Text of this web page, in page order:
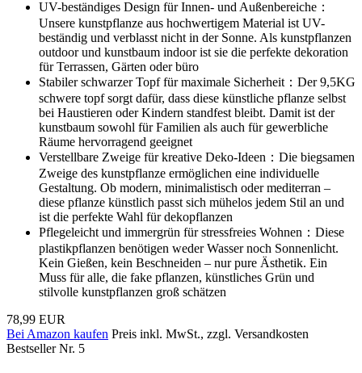
UV-beständiges Design für Innen- und Außenbereiche：
Unsere kunstpflanze aus hochwertigem Material ist UV-
beständig und verblasst nicht in der Sonne. Als kunstpflanzen
outdoor und kunstbaum indoor ist sie die perfekte dekoration
für Terrassen, Gärten oder büro
Stabiler schwarzer Topf für maximale Sicherheit：Der 9,5KG
schwere topf sorgt dafür, dass diese künstliche pflanze selbst
bei Haustieren oder Kindern standfest bleibt. Damit ist der
kunstbaum sowohl für Familien als auch für gewerbliche
Räume hervorragend geeignet
Verstellbare Zweige für kreative Deko-Ideen：Die biegsamen
Zweige des kunstpflanze ermöglichen eine individuelle
Gestaltung. Ob modern, minimalistisch oder mediterran –
diese pflanze künstlich passt sich mühelos jedem Stil an und
ist die perfekte Wahl für dekopflanzen
Pflegeleicht und immergrün für stressfreies Wohnen：Diese
plastikpflanzen benötigen weder Wasser noch Sonnenlicht.
Kein Gießen, kein Beschneiden – nur pure Ästhetik. Ein
Muss für alle, die fake pflanzen, künstliches Grün und
stilvolle kunstpflanzen groß schätzen
78,99 EUR
Bei Amazon kaufen Preis inkl. MwSt., zzgl. Versandkosten
Bestseller Nr. 5